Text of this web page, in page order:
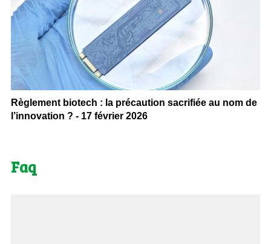
Règlement biotech : la précaution sacrifiée au nom de
l’innovation ? - 17 février 2026
Faq